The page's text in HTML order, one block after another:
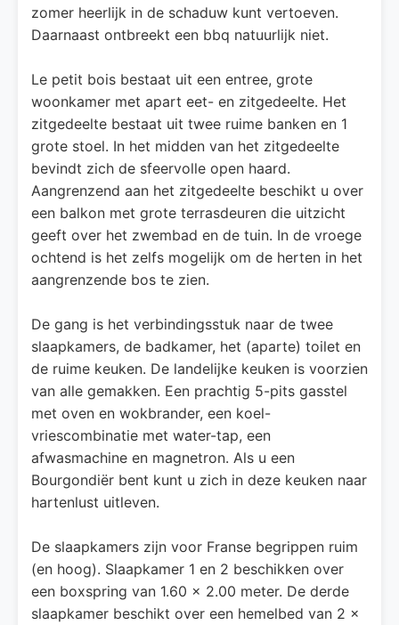
zomer heerlijk in de schaduw kunt vertoeven.
Daarnaast ontbreekt een bbq natuurlijk niet.
Le petit bois bestaat uit een entree, grote
woonkamer met apart eet- en zitgedeelte. Het
zitgedeelte bestaat uit twee ruime banken en 1
grote stoel. In het midden van het zitgedeelte
bevindt zich de sfeervolle open haard.
Aangrenzend aan het zitgedeelte beschikt u over
een balkon met grote terrasdeuren die uitzicht
geeft over het zwembad en de tuin. In de vroege
ochtend is het zelfs mogelijk om de herten in het
aangrenzende bos te zien.
De gang is het verbindingsstuk naar de twee
slaapkamers, de badkamer, het (aparte) toilet en
de ruime keuken. De landelijke keuken is voorzien
van alle gemakken. Een prachtig 5-pits gasstel
met oven en wokbrander, een koel-
vriescombinatie met water-tap, een
afwasmachine en magnetron. Als u een
Bourgondiër bent kunt u zich in deze keuken naar
hartenlust uitleven.
De slaapkamers zijn voor Franse begrippen ruim
(en hoog). Slaapkamer 1 en 2 beschikken over
een boxspring van 1.60 x 2.00 meter. De derde
slaapkamer beschikt over een hemelbed van 2 x